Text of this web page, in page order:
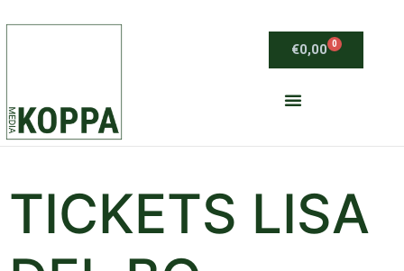
€0,00 0
TICKETS LISA